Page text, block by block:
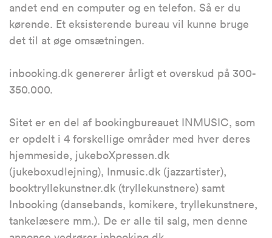
andet end en computer og en telefon. Så er du
kørende. Et eksisterende bureau vil kunne bruge
det til at øge omsætningen.
inbooking.dk genererer årligt et overskud på 300-
350.000.
Sitet er en del af bookingbureauet INMUSIC, som
er opdelt i 4 forskellige områder med hver deres
hjemmeside, jukeboXpressen.dk
(jukeboxudlejning), Inmusic.dk (jazzartister),
booktryllekunstner.dk (tryllekunstnere) samt
Inbooking (dansebands, komikere, tryllekunstnere,
tankelæsere mm.). De er alle til salg, men denne